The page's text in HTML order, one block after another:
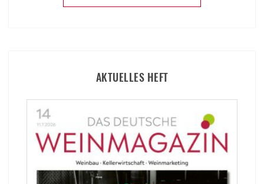
AKTUELLES HEFT